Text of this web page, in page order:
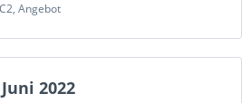
, Angebot
2022